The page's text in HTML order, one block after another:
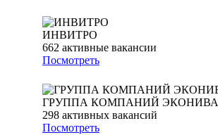
ИНВИТРО
662 активные вакансии
Посмотреть
ГРУППА КОМПАНИЙ ЭКОНИВА
298 активных вакансий
Посмотреть